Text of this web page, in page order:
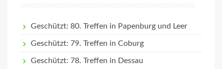
Geschützt: 80. Treffen in Papenburg und Leer
Geschützt: 79. Treffen in Coburg
Geschützt: 78. Treffen in Dessau